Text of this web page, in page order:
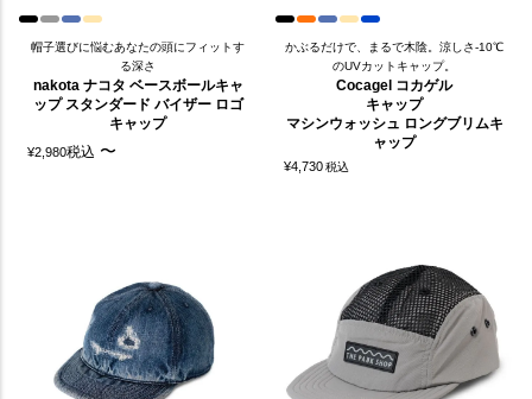
帽子選びに悩むあなたの頭にフィットす
る深さ
nakota ナコタ ベースボールキャ
ップ スタンダード バイザー ロゴ
キャップ
¥2,980税込 〜
かぶるだけで、まるで木陰。涼しさ-10℃
のUVカットキャップ。
Cocagel コカゲル
キャップ
マシンウォッシュ ロングブリムキ
ャップ
¥4,730税込